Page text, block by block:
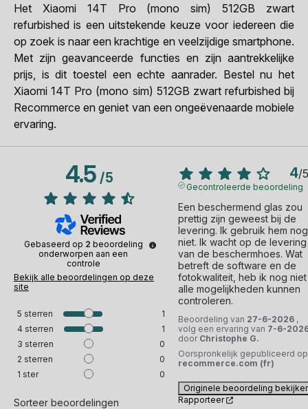
Het Xiaomi 14T Pro (mono sim) 512GB zwart
refurbished is een uitstekende keuze voor iedereen die
op zoek is naar een krachtige en veelzijdige smartphone.
Met zijn geavanceerde functies en zijn aantrekkelijke
prijs, is dit toestel een echte aanrader. Bestel nu het
Xiaomi 14T Pro (mono sim) 512GB zwart refurbished bij
Recommerce en geniet van een ongeëvenaarde mobiele
ervaring.
4.5/5
Gebaseerd op 2 beoordeling
onderworpen aan een
controle
Bekijk alle beoordelingen op deze
site
5 sterren
1
4 sterren
1
3 sterren
0
2 sterren
0
1 ster 0
Sorteer beoordelingen
4/5
Gecontroleerde beoordeling
Een beschermend glas zou
prettig zijn geweest bij de
levering. Ik gebruik hem nog
niet. Ik wacht op de levering
van de beschermhoes. Wat
betreft de software en de
fotokwaliteit, heb ik nog niet
alle mogelijkheden kunnen
controleren.
Beoordeling van 27-6-2026 ,
volg een ervaring van 7-6-
door Christophe G.
Oorspronkelijk gepubliceerd op
recommerce.com (fr)
Originele beoordeling
Rapporteer